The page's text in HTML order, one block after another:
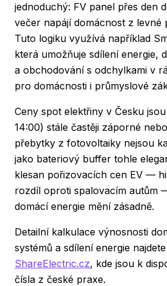
jednoduchý: FV panel přes den
večer napájí domácnost z levné
Tuto logiku využívá například
která umožňuje sdílení energie,
a obchodování s odchylkami v
pro domácnosti i průmyslové
Ceny spot elektřiny v Česku
14:00) stále častěji záporné
přebytky z fotovoltaiky nejsou
jako bateriový buffer tohle
klesan pořizovacích cen EV —
rozdíl oproti spalovacím autům
domácí energie mění zásadně.
Detailní kalkulace výnosnosti
systémů a sdílení energie
ShareElectric.cz, kde jsou k
čísla z české praxe.